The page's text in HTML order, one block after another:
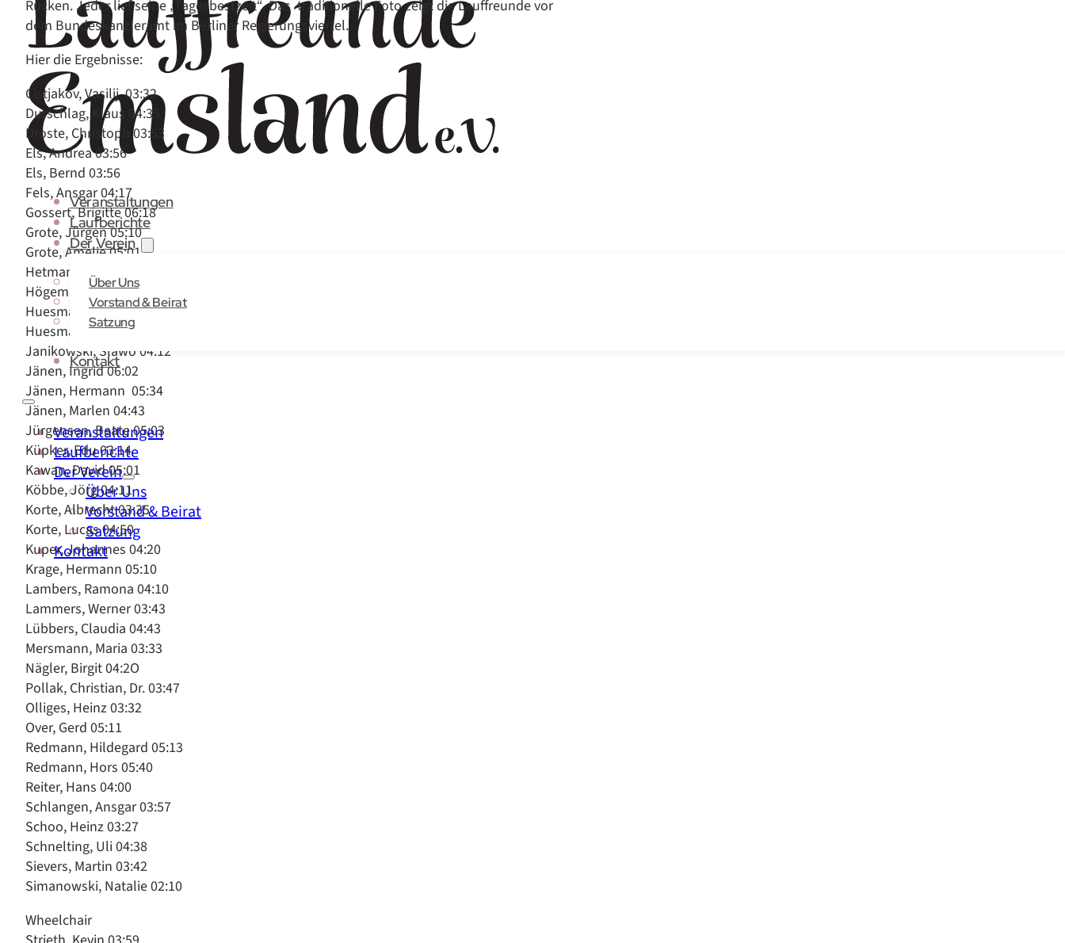
Veranstaltungen
Laufberichte
Der Verein
Über Uns
Vorstand & Beirat
Satzung
Kontakt
Veranstaltungen
Laufberichte
Der Verein
Über Uns
Vorstand & Beirat
Satzung
Kontakt
Rücken. Jeder lief seine „Tagesbestzeit“. Das traditionelle Foto zeigt die Lauffreunde vor
dem Bundeskanzleramt im Berliner Regierungsviertel.
Hier die Ergebnisse:
Cistjakov, Vasilij 03:32
Durschlag, Klaus 04:35
Droste, Christoph 03:53
Els, Andrea 03:56
Els, Bernd 03:56
Fels, Ansgar 04:17
Gossert, Brigitte 06:18
Grote, Jürgen 05:10
Grote, Amelie 05:01
Hetmank, Günter 05:49
Högemann, Johann 04:50
Huesmann, Gerrit 04:13
Huesmann, Josef, Dr. 05:37
Janikowski, Slawo 04:12
Jänen, Ingrid 06:02
Jänen, Hermann 05:34
Jänen, Marlen 04:43
Jürgensen, Beate 05:03
Küpker, Edu 03:14
Kawan, David 05:01
Köbbe, Jörg 04:11
Korte, Albrecht 03:35
Korte, Lucas 04:50
Kuper, Johannes 04:20
Krage, Hermann 05:10
Lambers, Ramona 04:10
Lammers, Werner 03:43
Lübbers, Claudia 04:43
Mersmann, Maria 03:33
Nägler, Birgit 04:2O
Pollak, Christian, Dr. 03:47
Olliges, Heinz 03:32
Over, Gerd 05:11
Redmann, Hildegard 05:13
Redmann, Hors 05:40
Reiter, Hans 04:00
Schlangen, Ansgar 03:57
Schoo, Heinz 03:27
Schnelting, Uli 04:38
Sievers, Martin 03:42
Simanowski, Natalie 02:10
Wheelchair